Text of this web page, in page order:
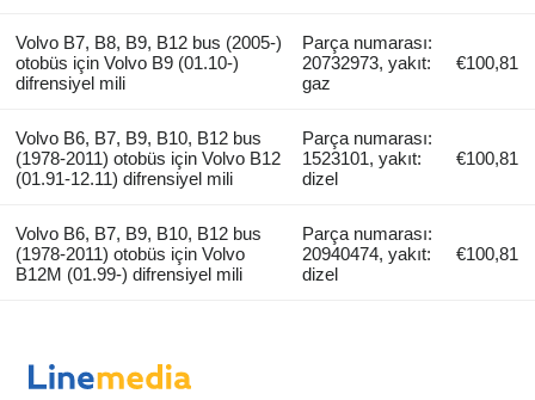
Volvo B7, B8, B9, B12 bus (2005-)
otobüs için Volvo B9 (01.10-)
difrensiyel mili
Parça numarası:
20732973, yakıt:
gaz
€100,81
Volvo B6, B7, B9, B10, B12 bus
(1978-2011) otobüs için Volvo B12
(01.91-12.11) difrensiyel mili
Parça numarası:
1523101, yakıt:
dizel
€100,81
Volvo B6, B7, B9, B10, B12 bus
(1978-2011) otobüs için Volvo
B12M (01.99-) difrensiyel mili
Parça numarası:
20940474, yakıt:
dizel
€100,81